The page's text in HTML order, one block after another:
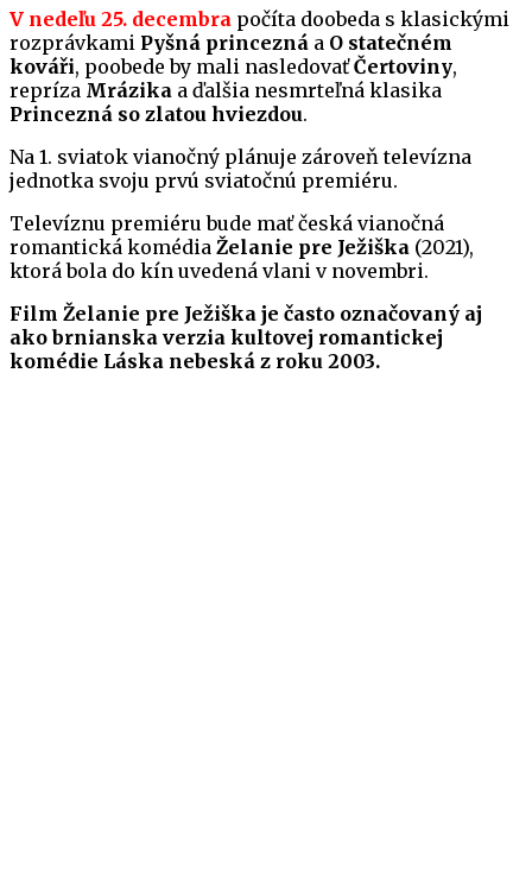
V nedeľu 25. decembra počíta doobeda s klasickými
rozprávkami Pyšná princezná a O statečném
kováři, poobede by mali nasledovaťČertoviny,
repríza Mrázika a ďalšia nesmrteľná klasika
Princezná so zlatou hviezdou.
Na 1. sviatok vianočný plánuje zároveň televízna
jednotka svoju prvú sviatočnú premiéru.
Televíznu premiéru bude mať česká vianočná
romantická komédia Želanie pre Ježiška (2021),
ktorá bola do kín uvedená vlani v novembri.
Film Želanie pre Ježiška je často označovaný aj
ako brnianska verzia kultovej romantickej
komédie Láska nebeská z roku 2003.